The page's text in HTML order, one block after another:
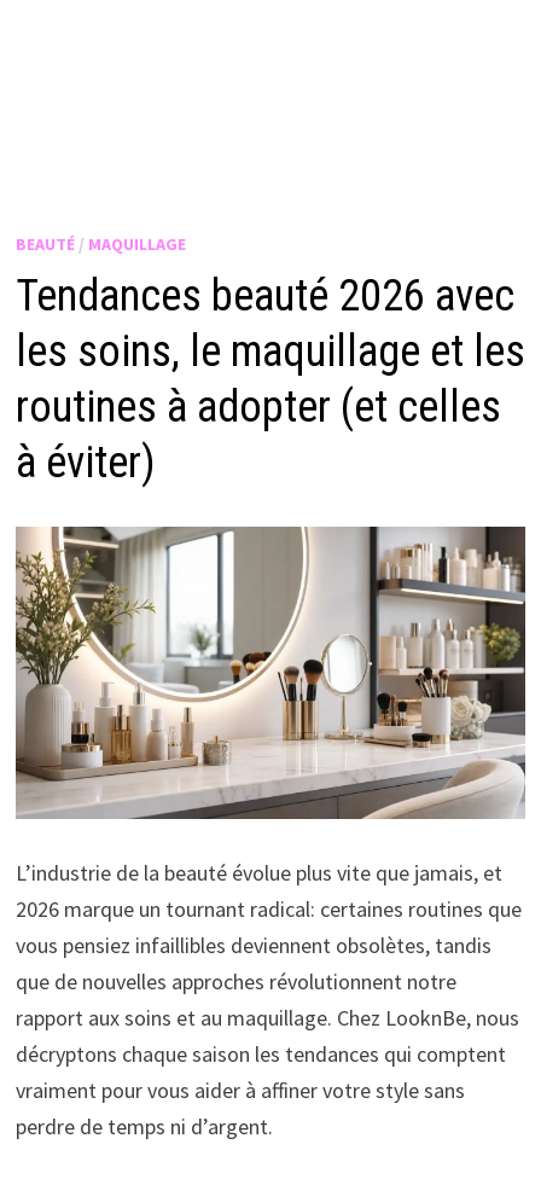
BEAUTÉ/ MAQUILLAGE
Tendances beauté 2026 avec
les soins, le maquillage et les
routines à adopter (et celles
à éviter)
L’industrie de la beauté évolue plus vite que jamais, et
2026 marque un tournant radical: certaines routines que
vous pensiez infaillibles deviennent obsolètes, tandis
que de nouvelles approches révolutionnent notre
rapport aux soins et au maquillage. Chez LooknBe, nous
décryptons chaque saison les tendances qui comptent
vraiment pour vous aider à affiner votre style sans
perdre de temps ni d’argent.